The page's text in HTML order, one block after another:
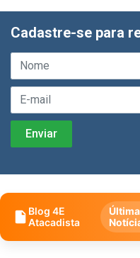
Cadastre-se para
Blog 4E
Atacadista